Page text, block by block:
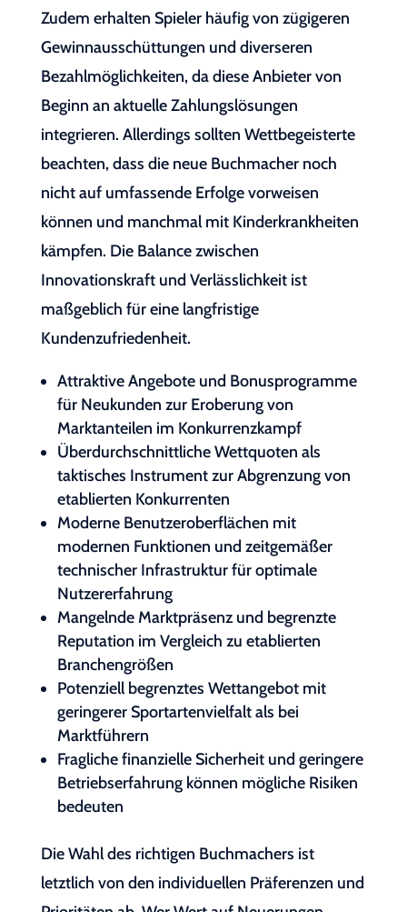
Zudem erhalten Spieler häufig von zügigeren
Gewinnausschüttungen und diverseren
Bezahlmöglichkeiten, da diese Anbieter von
Beginn an aktuelle Zahlungslösungen
integrieren. Allerdings sollten Wettbegeisterte
beachten, dass die neue Buchmacher noch
nicht auf umfassende Erfolge vorweisen
können und manchmal mit Kinderkrankheiten
kämpfen. Die Balance zwischen
Innovationskraft und Verlässlichkeit ist
maßgeblich für eine langfristige
Kundenzufriedenheit.
Attraktive Angebote und Bonusprogramme
für Neukunden zur Eroberung von
Marktanteilen im Konkurrenzkampf
Überdurchschnittliche Wettquoten als
taktisches Instrument zur Abgrenzung von
etablierten Konkurrenten
Moderne Benutzeroberflächen mit
modernen Funktionen und zeitgemäßer
technischer Infrastruktur für optimale
Nutzererfahrung
Mangelnde Marktpräsenz und begrenzte
Reputation im Vergleich zu etablierten
Branchengrößen
Potenziell begrenztes Wettangebot mit
geringerer Sportartenvielfalt als bei
Marktführern
Fragliche finanzielle Sicherheit und geringere
Betriebserfahrung können mögliche Risiken
bedeuten
Die Wahl des richtigen Buchmachers ist
letztlich von den individuellen Präferenzen und